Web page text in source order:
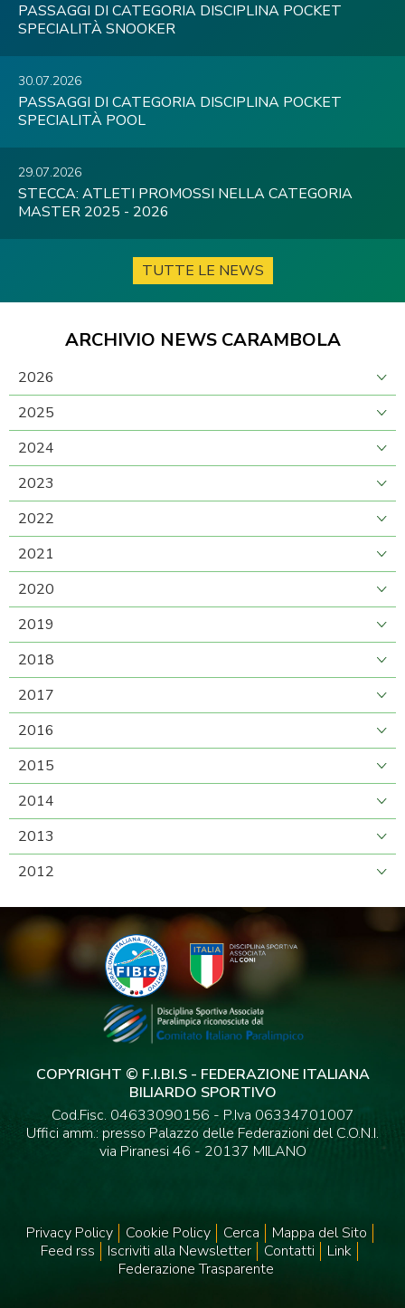
PASSAGGI DI CATEGORIA DISCIPLINA POCKET
SPECIALITÀ SNOOKER
30.07.2026
PASSAGGI DI CATEGORIA DISCIPLINA POCKET
SPECIALITÀ POOL
29.07.2026
STECCA: ATLETI PROMOSSI NELLA CATEGORIA
MASTER 2025 - 2026
TUTTE LE NEWS
ARCHIVIO NEWS CARAMBOLA
2026
2025
2024
2023
2022
2021
2020
2019
2018
2017
2016
2015
2014
2013
2012
COPYRIGHT © F.I.BI.S - FEDERAZIONE ITALIANA
BILIARDO SPORTIVO
Cod.Fisc. 04633090156 - P.Iva 06334701007
Uffici amm.: presso Palazzo delle Federazioni del C.O.N.I.
via Piranesi 46 - 20137 MILANO
Privacy Policy Cookie Policy Cerca
Mappa del Sito
Feed rss
Iscriviti alla Newsletter Contatti
Link
Federazione Trasparente